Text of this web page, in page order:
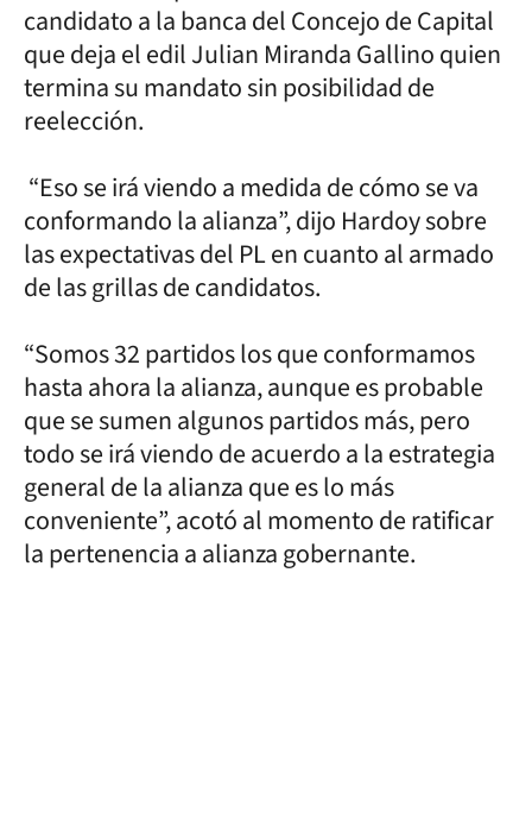
candidato a la banca del Concejo de Capital
que deja el edil Julian Miranda Gallino quien
termina su mandato sin posibilidad de
reelección.
“Eso se irá viendo a medida de cómo se va
conformando la alianza”, dijo Hardoy sobre
las expectativas del PL en cuanto al armado
de las grillas de candidatos.
“Somos 32 partidos los que conformamos
hasta ahora la alianza, aunque es probable
que se sumen algunos partidos más, pero
todo se irá viendo de acuerdo a la estrategia
general de la alianza que es lo más
conveniente”, acotó al momento de ratificar
la pertenencia a alianza gobernante.